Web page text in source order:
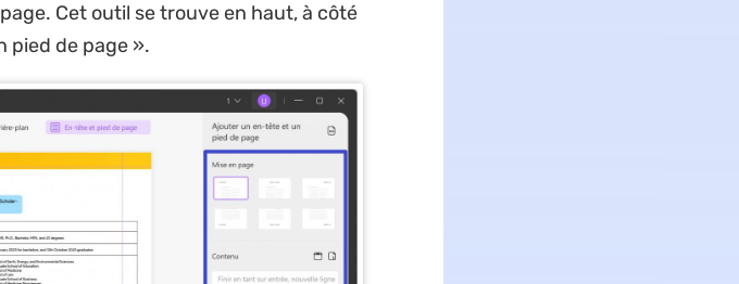
Cet outil se trouve en haut, à côté
pied de page ».